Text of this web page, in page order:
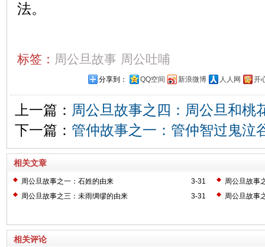
法。
标签： 周公旦故事 周公吐哺
分享到： QQ空间 新浪微博 人人网 开
上一篇： 周公旦故事之四：周公旦和桃
下一篇： 管仲故事之一：管仲智过鬼泣
相关文章
3-31
周公旦故事之一：石姓的由来
周公旦故事
3-31
周公旦故事之三：未雨绸缪的由来 周公旦故事
相关评论